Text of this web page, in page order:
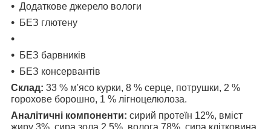
Додаткове джерело вологи
БЕЗ глютену
БЕЗ барвників
БЕЗ консервантів
Склад: 33 % м'ясо курки, 8 % серце, потрушки, 2 %
горохове борошно, 1 % лігноцелюлоза.
Аналітичні компоненти: сирий протеїн 12%, вміст
жиру 3%, сира зола 2,5%, волога 78%, сира клітковина